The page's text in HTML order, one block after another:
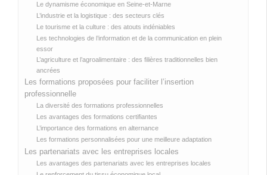
Le dynamisme économique en Seine-et-Marne
L’industrie et la logistique : des secteurs clés
Le tourisme et la culture : des atouts indéniables
Les technologies de l’information et de la communication en plein
essor
L’agriculture et l’agroalimentaire : des filières traditionnelles bien
ancrées
Les formations proposées pour faciliter l’insertion
professionnelle
La diversité des formations professionnelles
Les avantages des formations certifiantes
L’importance des formations en alternance
Les formations personnalisées pour une meilleure adaptation
Les partenariats avec les entreprises locales
Les avantages des partenariats avec les entreprises locales